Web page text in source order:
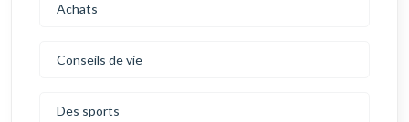
Achats
Conseils de vie
Des sports